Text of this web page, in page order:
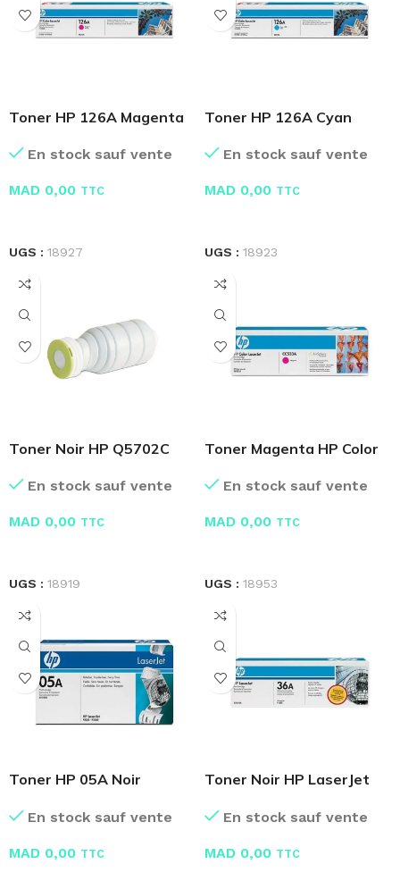
Toner HP 126A Magenta
En stock sauf vente
MAD 0,00 TTC
UGS : 18927
Toner HP 126A Cyan
En stock sauf vente
MAD 0,00 TTC
UGS : 18923
Toner Noir HP Q5702C
En stock sauf vente
MAD 0,00 TTC
UGS : 18919
Toner Magenta HP Color
En stock sauf vente
MAD 0,00 TTC
UGS : 18953
Toner HP 05A Noir
En stock sauf vente
MAD 0,00 TTC
Toner Noir HP LaserJet
En stock sauf vente
MAD 0,00 TTC